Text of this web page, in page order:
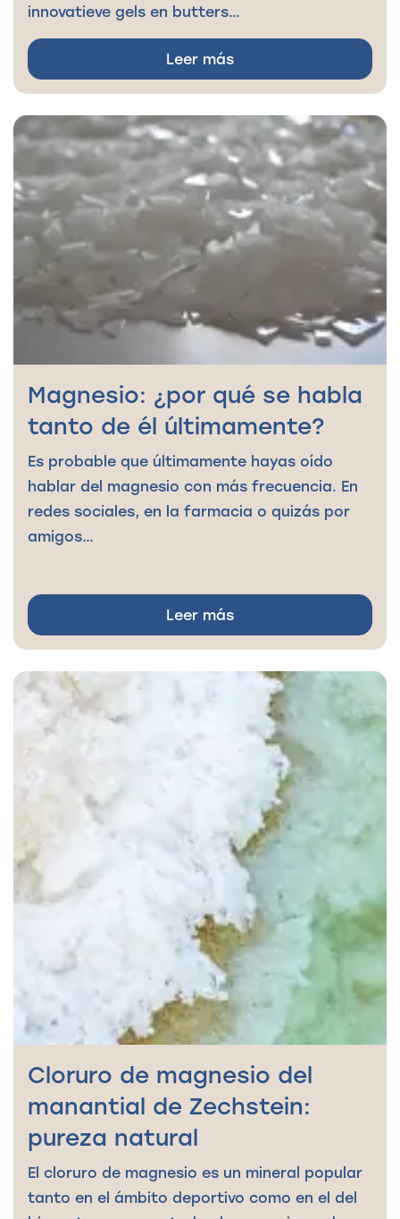
innovatieve gels en butters…
Leer más
Magnesio: ¿por qué se habla
tanto de él últimamente?
Es probable que últimamente hayas oído
hablar del magnesio con más frecuencia. En
redes sociales, en la farmacia o quizás por
amigos…
Leer más
Cloruro de magnesio del
manantial de Zechstein:
pureza natural
El cloruro de magnesio es un mineral popular
tanto en el ámbito deportivo como en el del